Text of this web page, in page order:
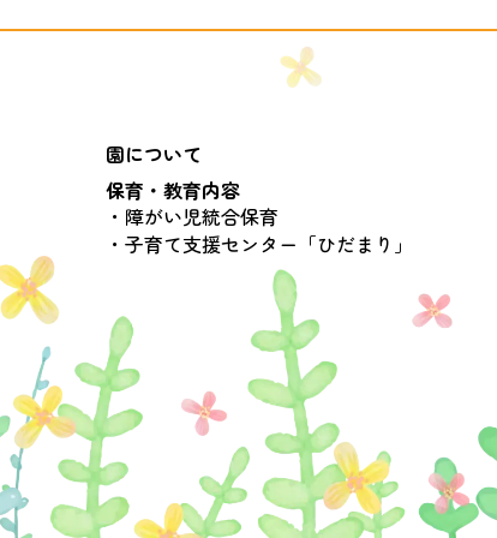
園について
保育・教育内容
障がい児統合保育
子育て支援センター「ひだまり」